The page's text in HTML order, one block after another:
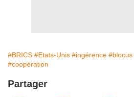
#BRICS #Etats-Unis #ingérence #blocus
#coopération
Partager